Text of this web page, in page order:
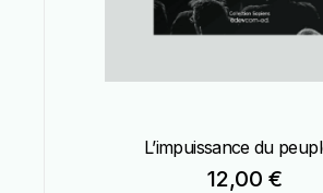
L’impuissance du
12,00 €